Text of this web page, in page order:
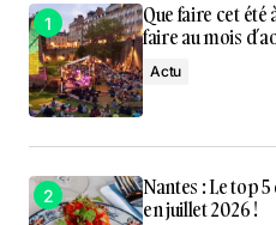
Que faire cet été
faire au mois
Actu
Nantes : Le top
en juillet 2026 !